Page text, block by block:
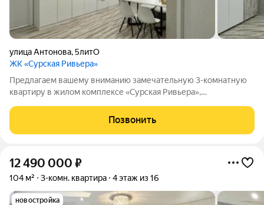
улица Антонова,5литО
ЖК «Сурская Ривьера»
Предлагаем вашему вниманию замечательную 3-комнатную
квартиру в жилом комплексе «Сурская Ривьера»,
монолитный , построенный в 2020 году, сочетает в себе
современные технологии и уют, что делает его
Позвонить
12 490 000 ₽
104 м² 3-комн. квартира 4 этаж из 16
новостройка